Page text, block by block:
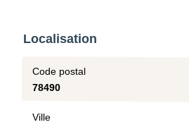
Localisation
Code postal
78490
Ville